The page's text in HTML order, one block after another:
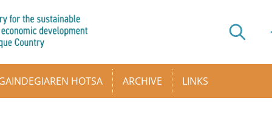
HOTSA ARCHIVE LINKS